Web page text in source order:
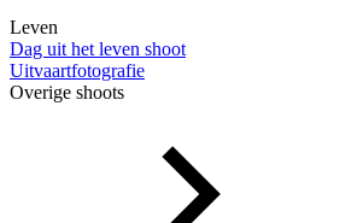
Leven
Dag uit het leven shoot
Uitvaartfotografie
Overige shoots